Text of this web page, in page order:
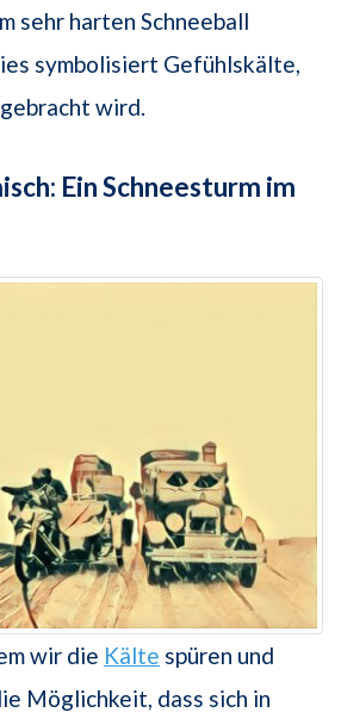
sehr harten Schneeball
symbolisiert Gefühlskälte,
wird.
Ein Schneesturm im
wir die Kälte spüren und
Möglichkeit, dass sich in